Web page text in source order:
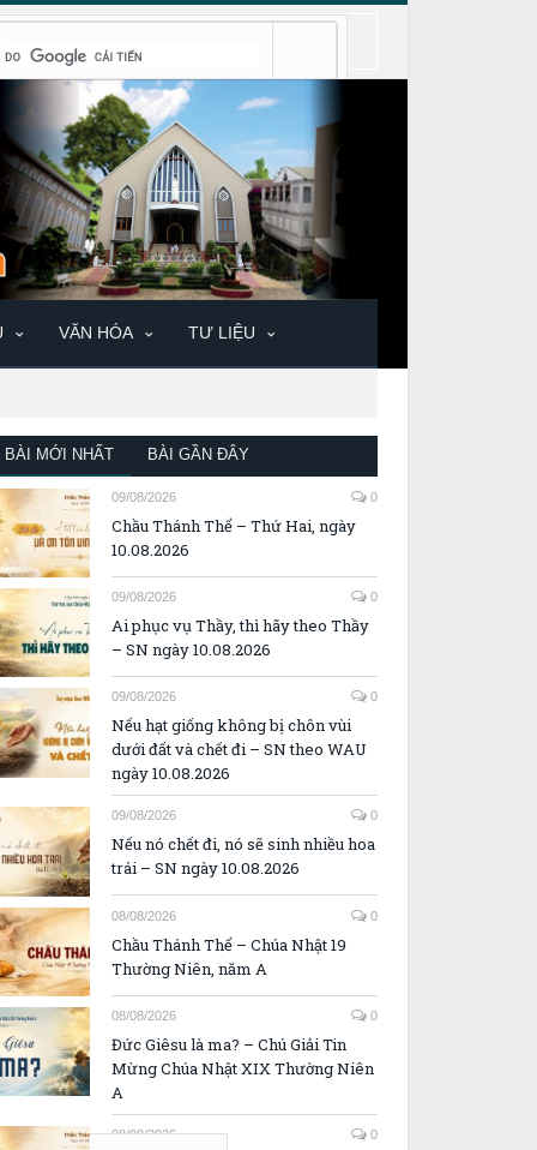
VĂN HÓA TƯ LIỆU
BÀI MỚI NHẤT BÀI GẦN ĐÂY
09/08/2026 0
Chầu Thánh Thể – Thứ Hai, ngày
10.08.2026
09/08/2026 0
Ai phục vụ Thầy, thì hãy theo Thầy
– SN ngày 10.08.2026
09/08/2026 0
Nếu hạt giống không bị chôn vùi
dưới đất và chết đi – SN theo WAU
ngày 10.08.2026
09/08/2026 0
Nếu nó chết đi, nó sẽ sinh nhiều hoa
trái – SN ngày 10.08.2026
08/08/2026 0
Chầu Thánh Thể – Chúa Nhật 19
Thường Niên, năm A
08/08/2026 0
Đức Giêsu là ma? – Chú Giải Tin
Mừng Chúa Nhật XIX Thường Niên
A
08/08/2026 0